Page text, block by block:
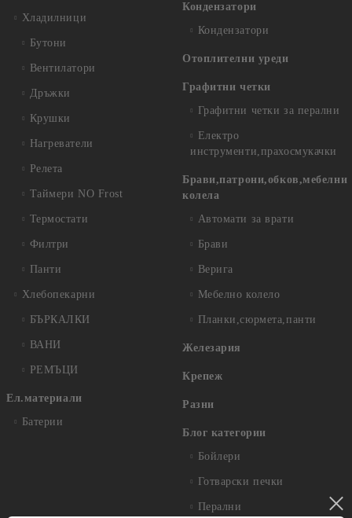
Хладилници
Бутони
Вентилатори
Дръжки
Крушки
Нагреватели
Релета
Таймери NO Frost
Термостати
Филтри
Панти
Хлебопекарни
БЪРКАЛКИ
ВАНИ
РЕМЪЦИ
Ел.материали
Батерии
Кондензатори
Кондензатори
Отоплителни уреди
Графитни четки
Графитни четки за перални
Електро
инструменти,прахосмукачки
Брави,патрони,обков,мебелни
колела
Автомати за врати
Брави
Верига
Мебелно колело
Планки,сюрмета,панти
Железария
Крепеж
Разни
Блог категории
Бойлери
Готварски печки
Перални